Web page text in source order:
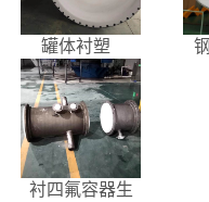
罐体衬塑
衬四氟容器生